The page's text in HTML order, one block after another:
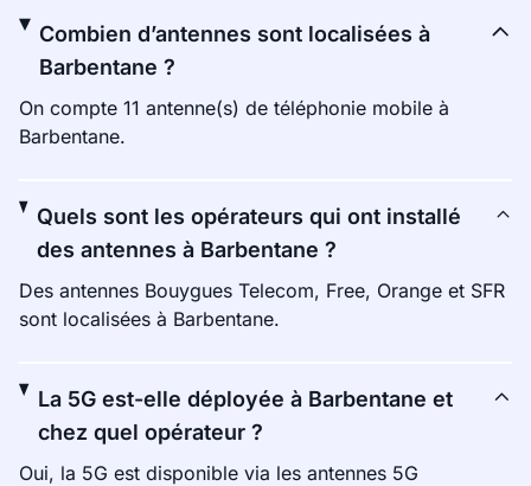
Combien d’antennes sont localisées à
Barbentane ?
On compte 11 antenne(s) de téléphonie mobile à
Barbentane.
Quels sont les opérateurs qui ont installé
des antennes à Barbentane ?
Des antennes Bouygues Telecom, Free, Orange et SFR
sont localisées à Barbentane.
La 5G est-elle déployée à Barbentane et
chez quel opérateur ?
Oui, la 5G est disponible via les antennes 5G